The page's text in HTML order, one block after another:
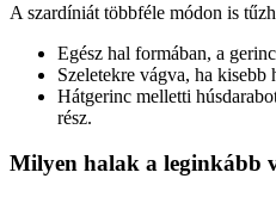
A szardíniát többféle módon is
Egész hal formában, a
Szeletekre vágva, ha kisebb
Hátgerinc melletti
rész.
Milyen halak a leginkább